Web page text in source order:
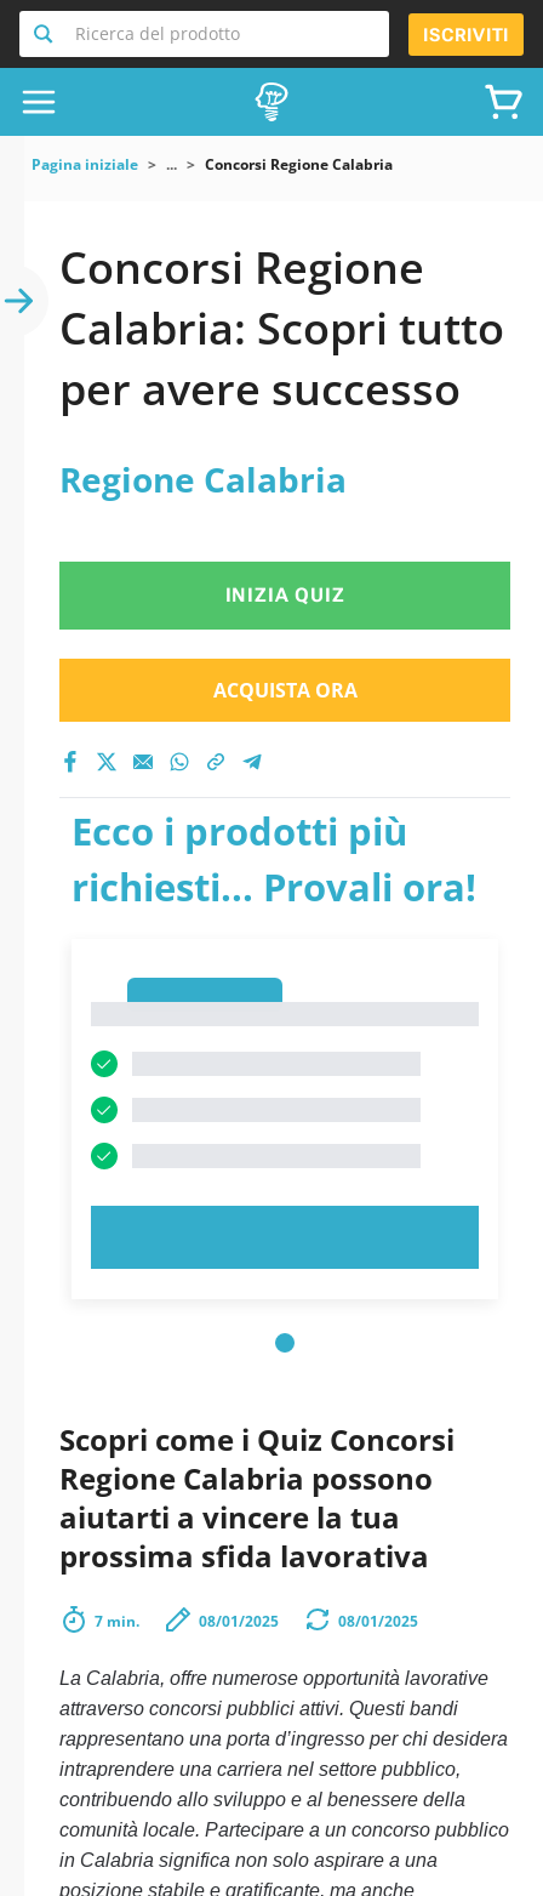
Ricerca del prodotto ISCRIVITI
Pagina iniziale ... Concorsi Regione Calabria
Concorsi Regione
Calabria: Scopri tutto
per avere successo
Regione Calabria
INIZIA QUIZ
ACQUISTA ORA
Ecco i prodotti più
richiesti... Provali ora!
Scopri come i Quiz Concorsi
Regione Calabria possono
aiutarti a vincere la tua
prossima sfida lavorativa
7 min. 08/01/2025 08/01/2025
La Calabria, offre numerose opportunità lavorative
attraverso concorsi pubblici attivi. Questi bandi
rappresentano una porta d’ingresso per chi desidera
intraprendere una carriera nel settore pubblico,
contribuendo allo sviluppo e al benessere della
comunità locale. Partecipare a un concorso pubblico
in Calabria significa non solo aspirare a una
posizione stabile e gratificante, ma anche